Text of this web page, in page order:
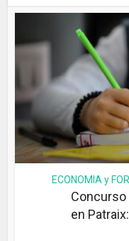
ECONOMIA y
en